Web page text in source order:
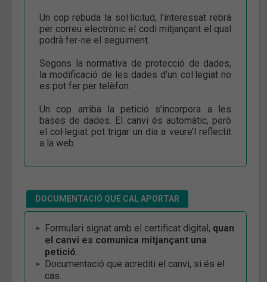
Un cop rebuda la sol·licitud, l'interessat rebrà
per correu electrònic el codi mitjançant el qual
podrà fer-ne el seguiment.
Segons la normativa de protecció de dades,
la modificació de les dades d’un col·legiat no
es pot fer per telèfon.
Un cop arriba la petició s’incorpora a les
bases de dades. El canvi és automàtic, però
el col·legiat pot trigar un dia a veure’l reflectit
a la web.
DOCUMENTACIÓ QUE CAL APORTAR
Formulari signat amb el certificat digital, quan
el canvi es comunica mitjançant una
petició.
Documentació que acrediti el canvi, si és el
cas.